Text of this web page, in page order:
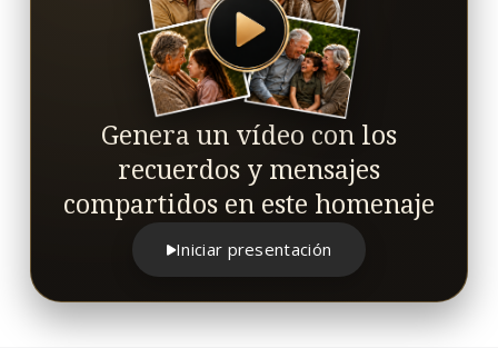
Genera un vídeo con los
recuerdos y mensajes
compartidos en este homenaje
Iniciar presentación